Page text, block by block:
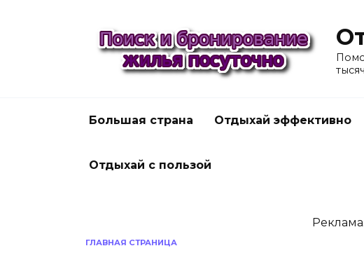
Большая страна Отдыхай эффективно
Отдыхай с пользой
ГЛАВНАЯ СТРАНИЦА